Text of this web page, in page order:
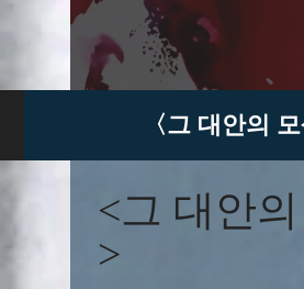
〈그 대안의 모
<그 대안
>